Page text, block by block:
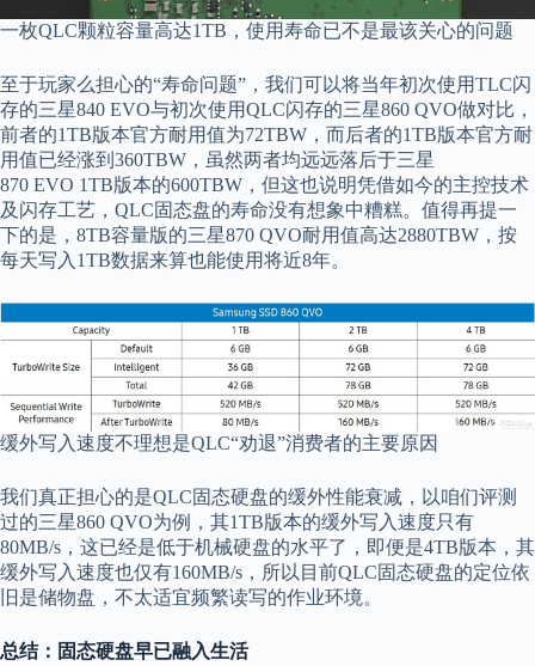
一枚QLC颗粒容量高达1TB，使用寿命已不是最该关心的问题
至于玩家么担心的“寿命问题”，我们可以将当年初次使用TLC闪
存的三星840 EVO与初次使用QLC闪存的三星860 QVO做对比，
前者的1TB版本官方耐用值为72TBW，而后者的1TB版本官方耐
用值已经涨到360TBW，虽然两者均远远落后于三星
870 EVO 1TB版本的600TBW，但这也说明凭借如今的主控技术
及闪存工艺，QLC固态盘的寿命没有想象中糟糕。值得再提一
下的是，8TB容量版的三星870 QVO耐用值高达2880TBW，按
每天写入1TB数据来算也能使用将近8年。
缓外写入速度不理想是QLC“劝退”消费者的主要原因
我们真正担心的是QLC固态硬盘的缓外性能衰减，以咱们评测
过的三星860 QVO为例，其1TB版本的缓外写入速度只有
80MB/s，这已经是低于机械硬盘的水平了，即便是4TB版本，其
缓外写入速度也仅有160MB/s，所以目前QLC固态硬盘的定位依
旧是储物盘，不太适宜频繁读写的作业环境。
总结：固态硬盘早已融入生活